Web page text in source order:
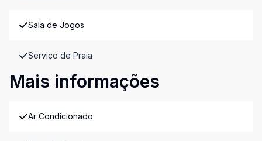
Sala de Jogos
Serviço de Praia
Mais informações
Ar Condicionado